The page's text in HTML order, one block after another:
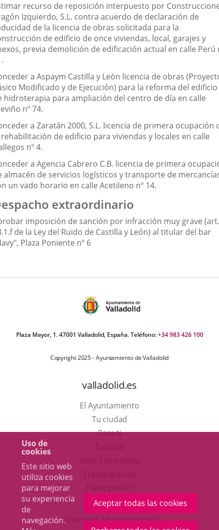
Uso de
cookies
Este sitio web
utiliza cookies
para mejorar
su experiencia
de
navegación.
Aceptar todas las cookies
recurso de reposición interpuesto por
Izquierdo, S.L. contra acuerdo de declaración de
de la licencia de obras solicitada para la
de edificio de once viviendas, local, garajes y
previa demolición de edificación actual en calle Perú
a Aspaym Castilla y León licencia de obras
Modificado y de Ejecución) para la reforma del edificio
hidroterapia para ampliación del centro de día en calle
nº 74.
a Zaratán 2000, S.L. licencia de primera ocupación
de edificio para viviendas y locales en calle
nº 4.
a Agencia Cabrero C.B. licencia de primera
almacén de servicios logísticos y transporte de
un vado horario en calle Acetileno nº 14.
extraordinario
imposición de sanción por infracción muy grave (art.
de la Ley del Ruido de Castilla y León) al titular del bar
Plaza Poniente nº 6
Plaza Mayor, 1. 47001 Valladolid, España. Teléfono:+34 983 426 100
Copyright 2025 - Ayuntamiento de Valladolid
valladolid.es
El Ayuntamiento
Tu ciudad
Para ti
en
una
aplicación
externa.
Otras webs del ayuntamiento